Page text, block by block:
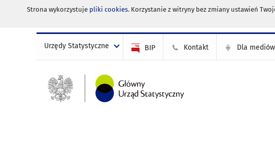
Strona wykorzystuje pliki cookies. Korzystanie z witryny bez zmiany ustawień
Urzędy Statystyczne BIP Kontakt Dla mediów